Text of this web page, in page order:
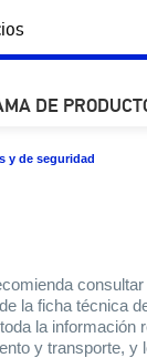
DE
y de seguridad
la ficha técnica
la
y transporte,